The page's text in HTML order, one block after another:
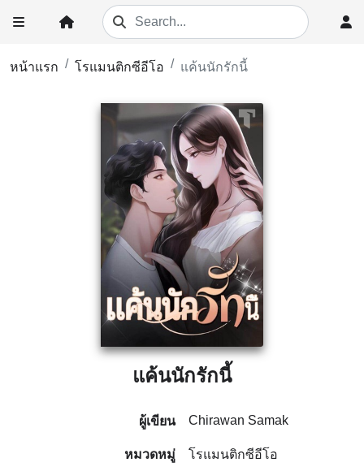
หน้าแรก โรแมนติกซีอีโอ แค้นนักรักนี้
แค้นนักรักนี้
ผู้เขียน Chirawan Samak
หมวดหมู่ โรแมนติกซีอีโอ